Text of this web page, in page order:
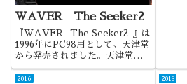
WAVER The Seeker2
『WAVER -The Seeker2-』は
1996年にPC98用として、天津堂
から発売されました。天津堂が流
行の館モノを作ったらこうなった
って作品ですね。
2016 2018